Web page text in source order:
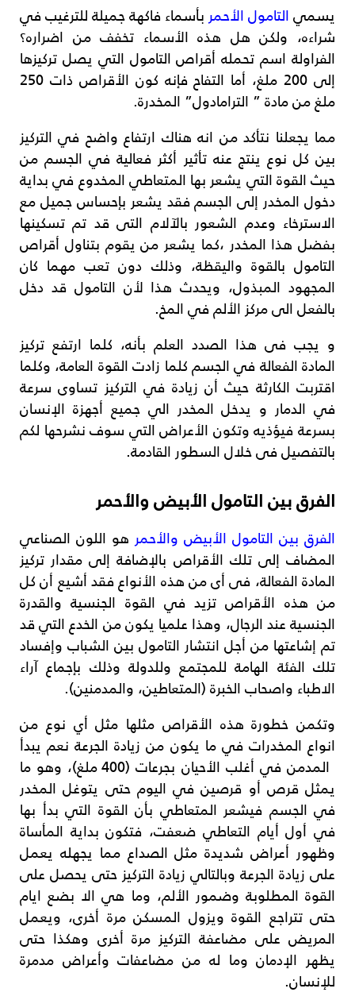
يسميالتامول الأحمربأسماء فاكهة جميلة للترغيب في
شراءه، ولكن هل هذه الأسماء تخفف من اضراره؟
الفراولة اسم تحمله أقراص التامول التي يصل تركيزها
إلى 200 ملغ، أما التفاح فإنه كون الأقراص ذات 250
ملغ من مادة ” الترامادول” المخدرة.
مما يجعلنا نتأكد من انه هناك ارتفاع واضح في التركيز
بين كل نوع ينتج عنه تأثير أكثر فعالية في الجسم من
حيث القوة التي يشعر بها المتعاطي المخدوع في بداية
دخول المخدر إلى الجسم فقد يشعر بإحساس جميل مع
الاسترخاء وعدم الشعور بالآلام التى قد تم تسكينها
بفضل هذا المخدر ،كما يشعر من يقوم بتناول أقراص
التامول بالقوة واليقظة، وذلك دون تعب مهما كان
المجهود المبذول، ويحدث هذا لأن التامول قد دخل
بالفعل الى مركز الألم في المخ.
و يجب فى هذا الصدد العلم بأنه، كلما ارتفع تركيز
المادة الفعالة في الجسم كلما زادت القوة العامة، وكلما
اقتربت الكارثة حيث أن زيادة في التركيز تساوى سرعة
في الدمار و يدخل المخدر الي جميع أجهزة الإنسان
بسرعة فيؤذيه وتكون الأعراض التي سوف نشرحها لكم
بالتفصيل فى خلال السطور القادمة.
الفرق بين التامول الأبيض والأحمر
الفرق بين التامول الأبيض والأحمرهو اللون الصناعي
المضاف إلى تلك الأقراص بالإضافة إلى مقدار تركيز
المادة الفعالة، فى أى من هذه الأنواع فقد أشيع أن كل
من هذه الأقراص تزيد في القوة الجنسية والقدرة
الجنسية عند الرجال، وهذا علميا يكون من الخدع التي قد
تم إشاعتها من أجل انتشار التامول بين الشباب وإفساد
تلك الفئة الهامة للمجتمع وللدولة وذلك بإجماع آراء
الاطباء واصحاب الخبرة (المتعاطين، والمدمنين).
وتكمن خطورة هذه الأقراص مثلها مثل أي نوع من
انواع المخدرات في ما يكون من زيادة الجرعة نعم يبدأ
المدمن في أغلب الأحيان بجرعات (400 ملغ)، وهو ما
يمثل قرص أو قرصين في اليوم حتى يتوغل المخدر
في الجسم فيشعر المتعاطي بأن القوة التي بدأ بها
في أول أيام التعاطي ضعفت، فتكون بداية المأساة
وظهور أعراض شديدة مثل الصداع مما يجهله يعمل
على زيادة الجرعة وبالتالي زيادة التركيز حتى يحصل على
القوة المطلوبة وضمور الألم، وما هي الا بضع ايام
حتى تتراجع القوة ويزول المسكن مرة أخرى، ويعمل
المريض على مضاعفة التركيز مرة أخرى وهكذا حتى
يظهر الإدمان وما له من مضاعفات وأعراض مدمرة
للإنسان.